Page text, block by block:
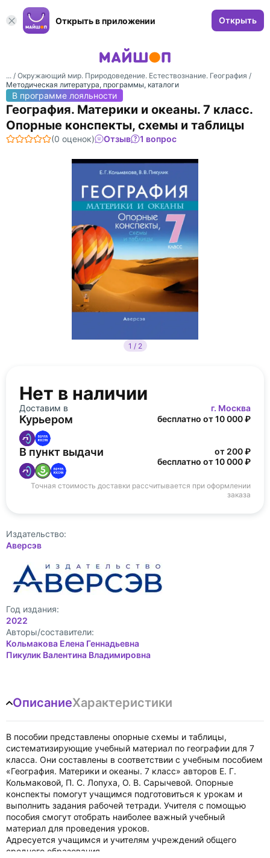
Открыть в приложении Открыть
... / Окружающий мир. Природоведение. Естествознание. География /
Методическая литература, программы, каталоги
В программе лояльности
География. Материки и океаны. 7 класс.
Опорные конспекты, схемы и таблицы
(0 оценок) Отзыв 1 вопрос
1 / 2
Нет в наличии
Доставим в г. Москва
Курьером бесплатно от 10 000 ₽
В пункт выдачи
от 200 ₽
бесплатно от 10 000 ₽
Точная стоимость доставки рассчитывается при оформлении
заказа
Издательство:
Аверсэв
Год издания:
2022
Авторы/составители:
Кольмакова Елена Геннадьевна
Пикулик Валентина Владимировна
ОписаниеХарактеристики
В пособии представлены опорные схемы и таблицы,
систематизирующие учебный материал по географии для 7
класса. Они составлены в соответствии с учебным пособием
«География. Материки и океаны. 7 класс» авторов Е. Г.
Кольмаковой, П. С. Лопуха, О. В. Сарычевой. Опорные
конспекты помогут учащимся подготовиться к урокам и
выполнить задания рабочей тетради. Учителя с помощью
пособия смогут отобрать наиболее важный учебный
материал для проведения уроков.
Адресуется учащимся и учителям учреждений общего
среднего образования.